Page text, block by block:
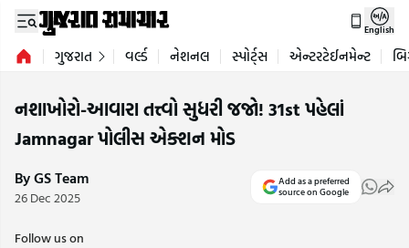
English
ગુજરાત વર્લ્ડ નેશનલ સ્પોર્ટ્સ એન્ટરટેઈનમેન્ટ
નશાખોરો-આવારા તત્ત્વો સુધરી જજો! 31st પહેલાં
Jamnagar પોલીસ એક્શન મોડ
By GS Team
26 Dec 2025
Add as a preferred
source on Google
Follow us on